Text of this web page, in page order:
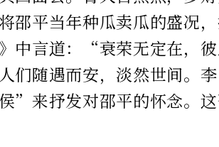
邵平当年种瓜卖瓜的盛况
中言道：“衰荣无定在，
们随遇而安，淡然世间。
”来抒发对邵平的怀念。